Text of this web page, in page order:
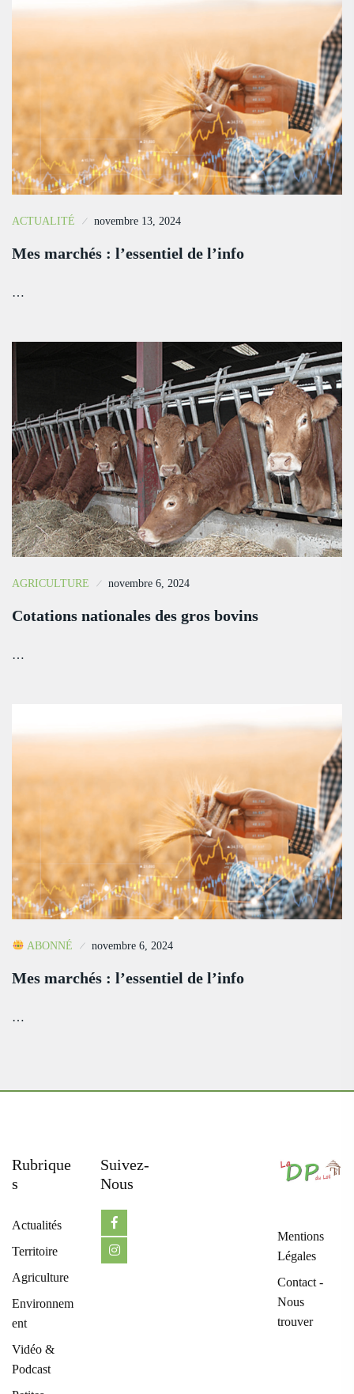
ACTUALITÉ novembre 13, 2024
Mes marchés : l’essentiel de l’info
…
AGRICULTURE novembre 6, 2024
Cotations nationales des gros bovins
…
ABONNÉ novembre 6, 2024
Mes marchés : l’essentiel de l’info
…
Rubrique
S
Actualités
Territoire
Agriculture
Environnem
ent
Vidéo &
Podcast
Suivez-
Nous
Mentions
Légales
Contact -
Nous
trouver